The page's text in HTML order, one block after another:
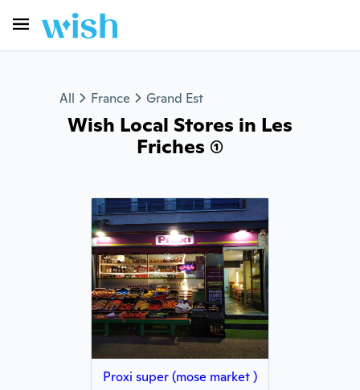
All France Grand Est
Wish Local Stores in Les
Friches (1)
Proxi super (mose market )